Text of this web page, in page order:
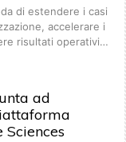
di estendere i casi
accelerare i
risultati operativi…
ad